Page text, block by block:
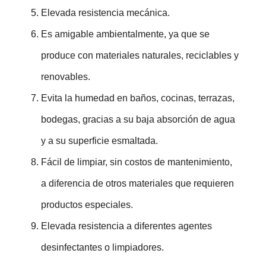
Elevada resistencia mecánica.
Es amigable ambientalmente, ya que se
produce con materiales naturales, reciclables y
renovables.
Evita la humedad en baños, cocinas, terrazas,
bodegas, gracias a su baja absorción de agua
y a su superficie esmaltada.
Fácil de limpiar, sin costos de mantenimiento,
a diferencia de otros materiales que requieren
productos especiales.
Elevada resistencia a diferentes agentes
desinfectantes o limpiadores.